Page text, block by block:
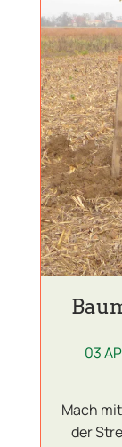
03
Mach
der